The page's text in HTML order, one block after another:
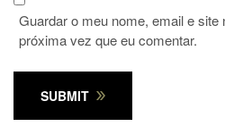
Guardar o meu nome, email e site
próxima vez que eu comentar.
SUBMIT